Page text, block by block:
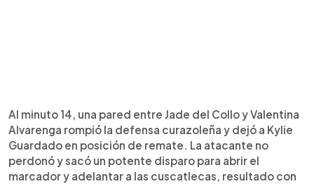
Al minuto 14, una pared entre Jade del Collo y Valentina
Alvarenga rompió la defensa curazoleña y dejó a Kylie
Guardado en posición de remate. La atacante no
perdonó y sacó un potente disparo para abrir el
marcador y adelantar a las cuscatlecas, resultado con